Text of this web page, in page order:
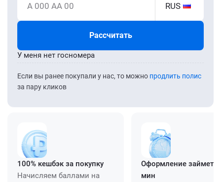
А 000 АА 00 RUS
Рассчитать
Если вы ранее покупали у нас, то можно продлить полис
за пару кликов
У меня нет госномера
100% кешбэк за покупку
Начисляем баллами на
Оформление займет
мин